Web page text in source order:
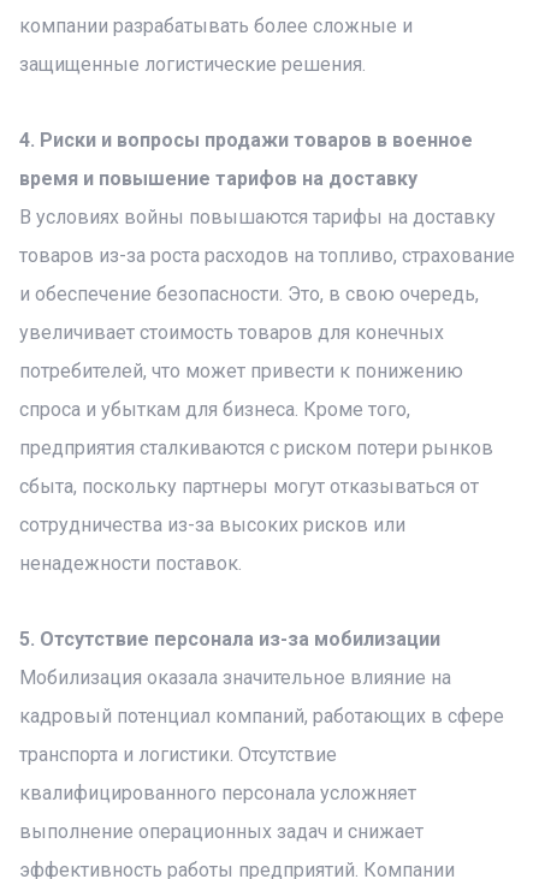
компании разрабатывать более сложные и
защищенные логистические решения.
4. Риски и вопросы продажи товаров в военное
время и повышение тарифов на доставку
В условиях войны повышаются тарифы на доставку
товаров из-за роста расходов на топливо, страхование
и обеспечение безопасности. Это, в свою очередь,
увеличивает стоимость товаров для конечных
потребителей, что может привести к понижению
спроса и убыткам для бизнеса. Кроме того,
предприятия сталкиваются с риском потери рынков
сбыта, поскольку партнеры могут отказываться от
сотрудничества из-за высоких рисков или
ненадежности поставок.
5. Отсутствие персонала из-за мобилизации
Мобилизация оказала значительное влияние на
кадровый потенциал компаний, работающих в сфере
транспорта и логистики. Отсутствие
квалифицированного персонала усложняет
выполнение операционных задач и снижает
эффективность работы предприятий. Компании